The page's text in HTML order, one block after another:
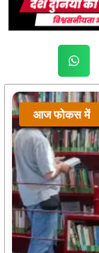
आज फोकस में